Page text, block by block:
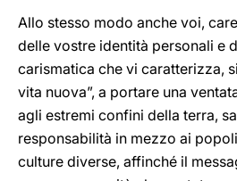
Allo stesso modo anche voi,
delle vostre identità personali e
carismatica che vi caratterizza,
vita nuova”, a portare una
agli estremi confini della terra,
responsabilità in mezzo ai
culture diverse, affinché il